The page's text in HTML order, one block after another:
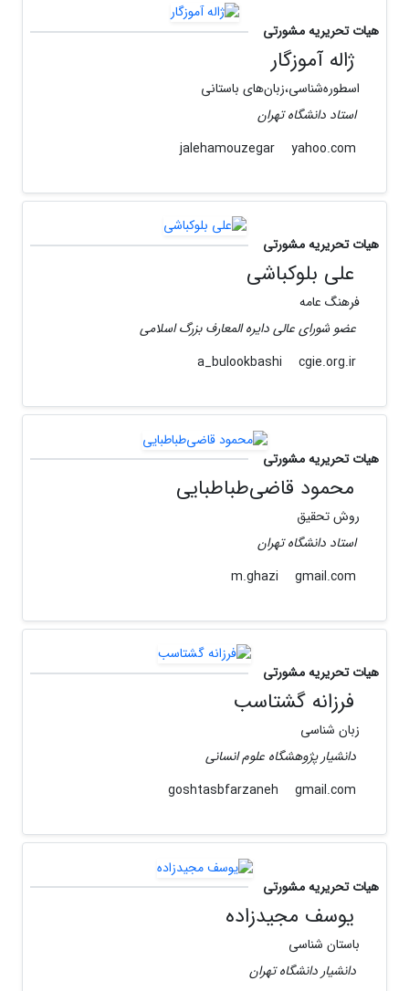
هیات تحریریه مشورتی
ژاله آموزگار
اسطوره‌شناسى،زبان‌هاى باستانى
استاد دانشگاه تهران
yahoo.com
هیات تحریریه مشورتی
علی بلوکباشی
فرهنگ عامه
عضو شورای عالی دایره المعارف بزرگ اسلامی
a_bulookbashi
cgie.org.ir
هیات تحریریه مشورتی
محمود قاضی‌طباطبایی
روش تحقیق
استاد دانشگاه تهران
gmail.com
هیات تحریریه مشورتی
فرزانه گشتاسب
زبان شناسی
دانشیار پژوهشگاه علوم انسانی
gmail.com
هیات تحریریه مشورتی
یوسف مجیدزاده
باستان شناسی
دانشیار دانشگاه تهران